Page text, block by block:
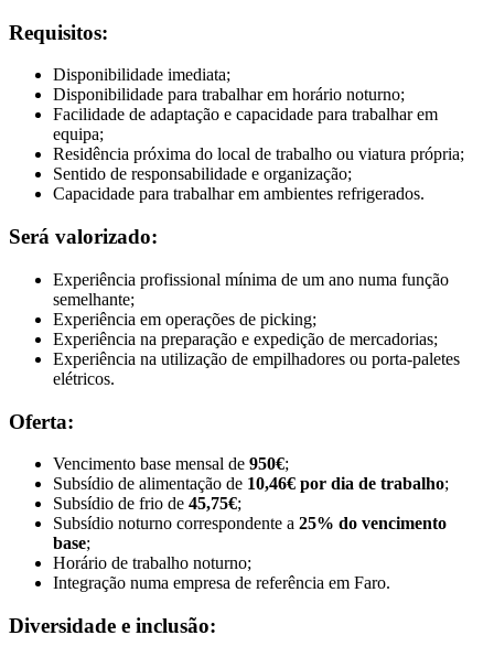
Requisitos:
Disponibilidade imediata;
Disponibilidade para trabalhar em horário noturno;
Facilidade de adaptação e capacidade para trabalhar em
equipa;
Residência próxima do local de trabalho ou viatura própria;
Sentido de responsabilidade e organização;
Capacidade para trabalhar em ambientes refrigerados.
Será valorizado:
Experiência profissional mínima de um ano numa função
semelhante;
Experiência em operações de picking;
Experiência na preparação e expedição de mercadorias;
Experiência na utilização de empilhadores ou porta-paletes
elétricos.
Oferta:
Vencimento base mensal de 950€;
Subsídio de alimentação de 10,46€ por dia de trabalho;
Subsídio de frio de 45,75€;
Subsídio noturno correspondente a 25% do vencimento
base;
Horário de trabalho noturno;
Integração numa empresa de referência em Faro.
Diversidade e inclusão: